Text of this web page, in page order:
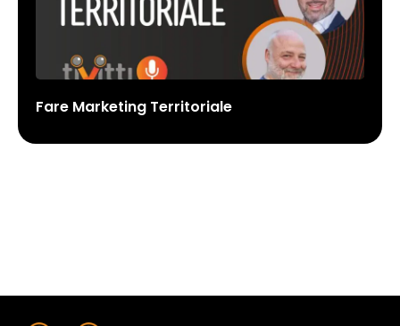
Fare Marketing Territoriale